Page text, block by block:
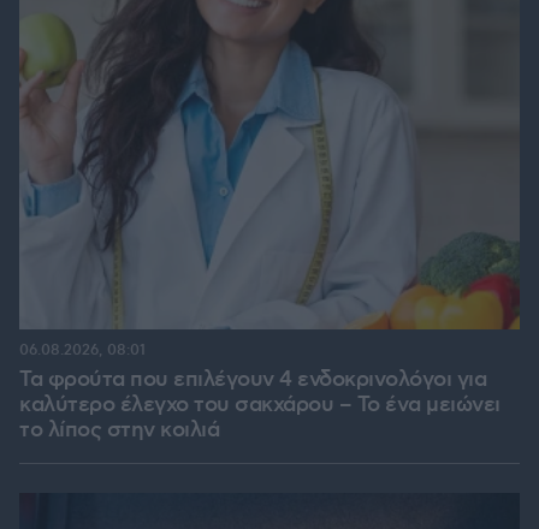
Τα φρούτα που επιλέγουν 4 ενδοκρινολόγοι για
καλύτερο έλεγχο του σακχάρου – Το ένα μειώνει
το λίπος στην κοιλιά
06.08.2026, 08:01